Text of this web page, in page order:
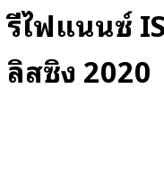
รีไฟแนนซ์
ลิสซิ่ง 2020